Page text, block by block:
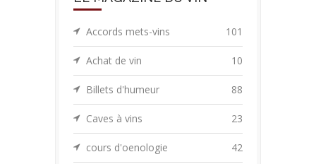
Accords mets-vins 101
Achat de vin 10
Billets d'humeur 88
Caves à vins 23
cours d'oenologie 42